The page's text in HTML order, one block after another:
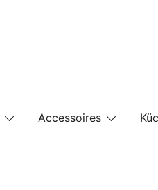
Accessoires